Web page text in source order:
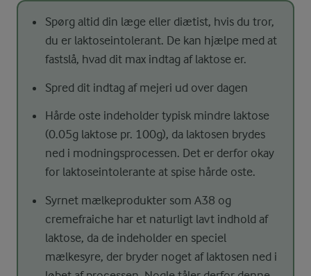
Spørg altid din læge eller diætist, hvis du tror,
du er laktoseintolerant. De kan hjælpe med at
fastslå, hvad dit max indtag af laktose er.
Spred dit indtag af mejeri ud over dagen
Hårde oste indeholder typisk mindre laktose
(0.05g laktose pr. 100g), da laktosen brydes
ned i modningsprocessen. Det er derfor okay
for laktoseintolerante at spise hårde oste.
Syrnet mælkeprodukter som A38 og
cremefraiche har et naturligt lavt indhold af
laktose, da de indeholder en speciel
mælkesyre, der bryder noget af laktosen ned i